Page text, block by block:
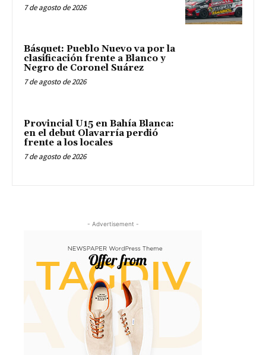
7 de agosto de 2026
Básquet: Pueblo Nuevo va por la
clasificación frente a Blanco y
Negro de Coronel Suárez
7 de agosto de 2026
Provincial U15 en Bahía Blanca:
en el debut Olavarría perdió
frente a los locales
7 de agosto de 2026
- Advertisement -